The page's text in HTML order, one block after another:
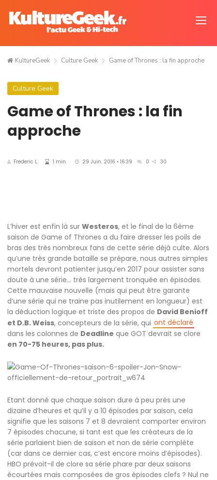
KultureGeek Culture Geek Game of Thrones : la fin approche
Culture Geek
Game of Thrones : la fin
approche
Frederic L. 1 min. 29 Juin. 2016 • 16:39 0 30
L’hiver est enfin là sur Westeros, et le final de la 6ème
saison de Game of Thrones a du faire dresser les poils de
bras des très nombreux fans de cette série déjà culte. Alors
qu’une très grande bataille se prépare, nous autres simples
mortels devront patienter jusqu’en 2017 pour assister sans
doute à une série… très largement tronquée en épisodes.
Cette mauvaise nouvelle (mais qui peut être garante
d’une série qui ne traine pas inutilement en longueur) est
la déduction logique et triste des propos de David Benioff
et D.B. Weiss, concepteurs de la série, qui ont déclaré
dans les colonnes de Deadline que GOT devrait se clore
en 70-75 heures, pas plus.
Etant donné que chaque saison dure à peu près une
dizaine d’heures et qu’il y a 10 épisodes par saison, cela
signifie que les saisons 7 et 8 devraient comporter environ
7 épisodes chacune, si tant est que les créateurs de la
série parlaient bien de saison et non de série complète
(car dans ce dernier cas, c’est encore moins d’épisodes).
HBO prévoit-il de clore sa série phare par deux saisons
écourtées mais composées de gros épisodes clefs ? Nul ne